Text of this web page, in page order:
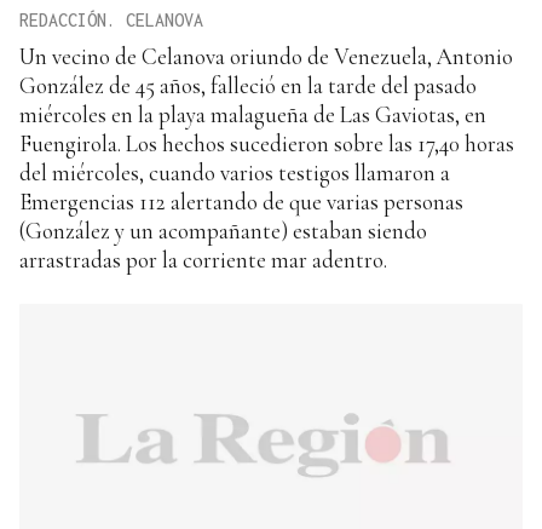
REDACCIÓN. CELANOVA
Un vecino de Celanova oriundo de Venezuela, Antonio
González de 45 años, falleció en la tarde del pasado
miércoles en la playa malagueña de Las Gaviotas, en
Fuengirola. Los hechos sucedieron sobre las 17,40 horas
del miércoles, cuando varios testigos llamaron a
Emergencias 112 alertando de que varias personas
(González y un acompañante) estaban siendo
arrastradas por la corriente mar adentro.